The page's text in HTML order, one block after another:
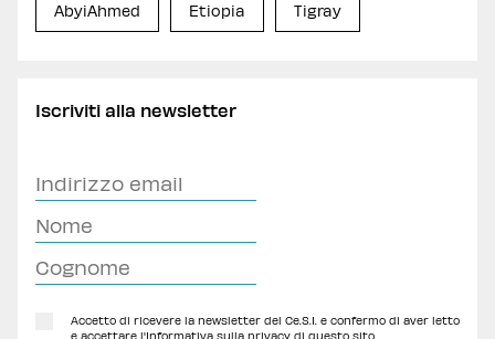
AbyiAhmed Etiopia Tigray
Iscriviti alla newsletter
Accetto di ricevere la newsletter del Ce.S.I. e confermo di aver letto
e accettare l'Informativa sulla privacy di questo sito.